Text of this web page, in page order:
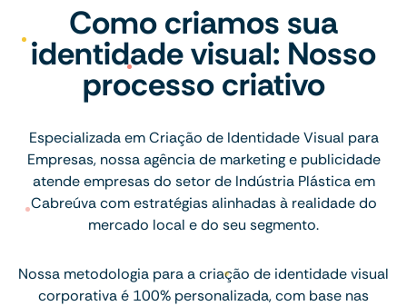
Como criamos sua
identidade visual: Nosso
processo criativo
Especializada em Criação de Identidade Visual para
Empresas, nossa agência de marketing e publicidade
atende empresas do setor de Indústria Plástica em
Cabreúva com estratégias alinhadas à realidade do
mercado local e do seu segmento.
Nossa metodologia para a criação de identidade visual
corporativa é 100% personalizada, com base nas